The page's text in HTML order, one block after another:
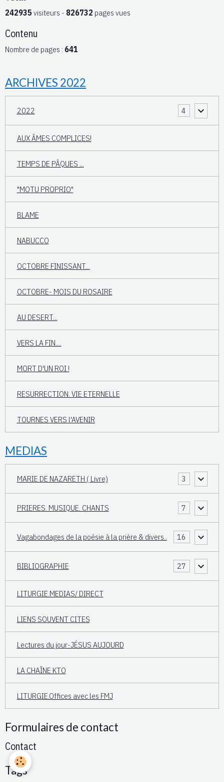
242935 visiteurs - 826732 pages vues
Contenu
Nombre de pages : 641
ARCHIVES 2022
2022 4
AUX ÂMES COMPLICES!
TEMPS DE PÂQUES ...
"MOTU PROPRIO"
BLAME
NABUCCO
OCTOBRE FINISSANT...
OCTOBRE- MOIS DU ROSAIRE
AU DESERT...
VERS LA FIN....
MORT D'UN ROI !
RESURRECTION. VIE ETERNELLE
TOURNES VERS l'AVENIR
MEDIAS
MARIE DE NAZARETH ( Livre) 3
PRIERES. MUSIQUE. CHANTS 7
Vagabondages de la poésie à la prière & divers.. 16
BIBLIOGRAPHIE 27
LITURGIE.MEDIAS/ DIRECT
LIENS SOUVENT CITES
Lectures du jour-JÉSUS AUJOURD
LA CHAÎNE KTO
LITURGIE.Offices avec les FMJ
Formulaires de contact
Contact
Tags